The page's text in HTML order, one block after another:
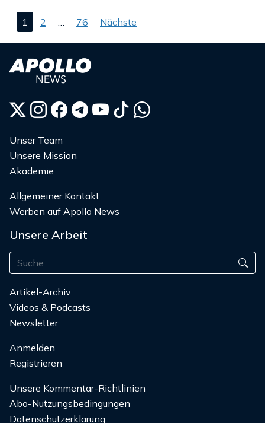
Seitennummerierung
der
Beiträge
1 2 … 76 Nächste
Unser Team
Unsere Mission
Akademie
Allgemeiner Kontakt
Werben auf Apollo News
Unsere Arbeit
Artikel-Archiv
Videos & Podcasts
Newsletter
Anmelden
Registrieren
Unsere Kommentar-Richtlinien
Abo-Nutzungsbedingungen
Datenschutzerklärung